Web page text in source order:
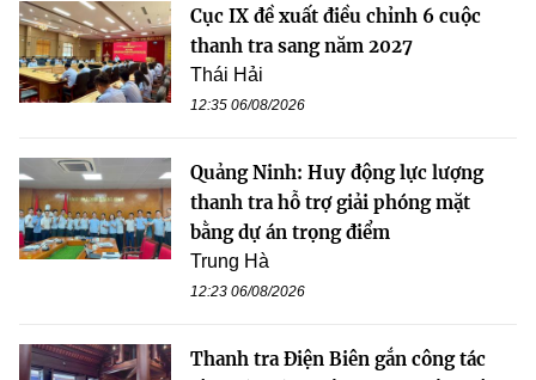
Cục IX đề xuất điều chỉnh 6 cuộc
thanh tra sang năm 2027
Thái Hải
12:35 06/08/2026
Quảng Ninh: Huy động lực lượng
thanh tra hỗ trợ giải phóng mặt
bằng dự án trọng điểm
Trung Hà
12:23 06/08/2026
Thanh tra Điện Biên gắn công tác